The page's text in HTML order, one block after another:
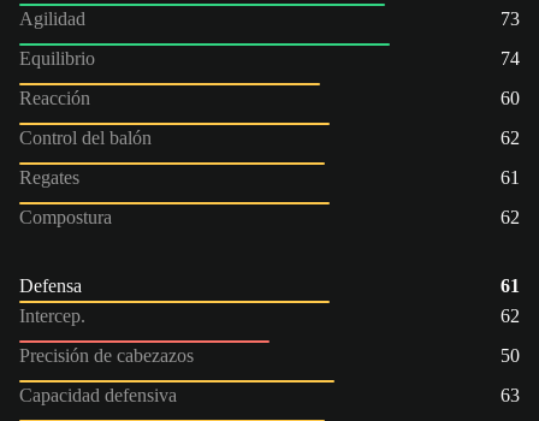
Agilidad
73
Equilibrio
74
Reacción
60
Control del balón
62
Regates
61
Compostura
62
Defensa
61
Intercep.
62
Precisión de cabezazos
50
Capacidad defensiva
63